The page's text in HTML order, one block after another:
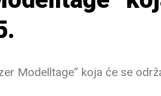
Modelltage” koja će se